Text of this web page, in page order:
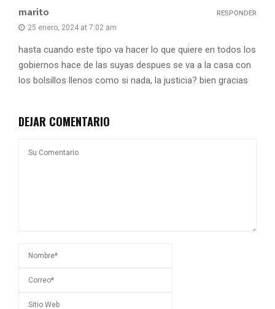
marito
25 enero, 2024 at 7:02 am
hasta cuando este tipo va hacer lo que quiere en todos los
gobiernos hace de las suyas despues se va a la casa con
los bolsillos llenos como si nada, la justicia? bien gracias
RESPONDER
DEJAR COMENTARIO